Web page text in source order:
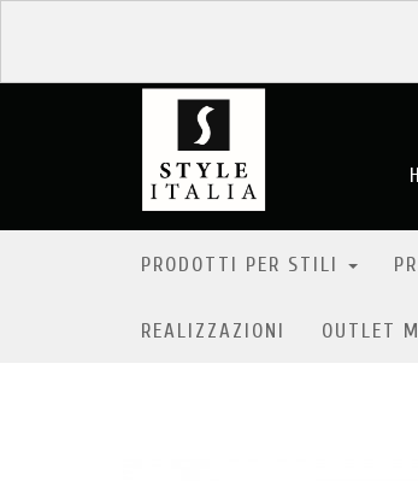
PRODOTTI PER STILI
REALIZZAZIONI OUTLET